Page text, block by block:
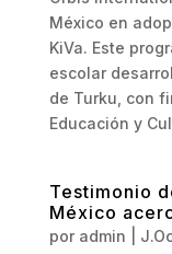
México en
KiVa. Este
escolar
de Turku, con
Educación y
Testimonio
México
por admin